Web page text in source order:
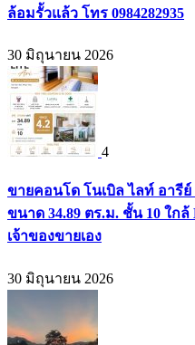
ล้อมรั้วแล้ว โทร 0984282935
30 มิถุนายน 2026
4
ขายคอนโด โนเบิล ไลท์ อารี
ขนาด 34.89 ตร.ม. ชั้น 10 ใกล้
เจ้าของขายเอง
30 มิถุนายน 2026